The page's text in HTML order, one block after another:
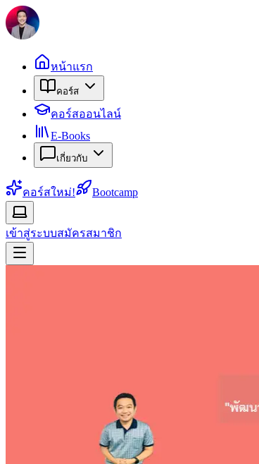
หน้าแรก
คอร์ส
คอร์สออนไลน์
E-Books
เกี่ยวกับ
คอร์สใหม่! Bootcamp
เข้าสู่ระบบสมัครสมาชิก